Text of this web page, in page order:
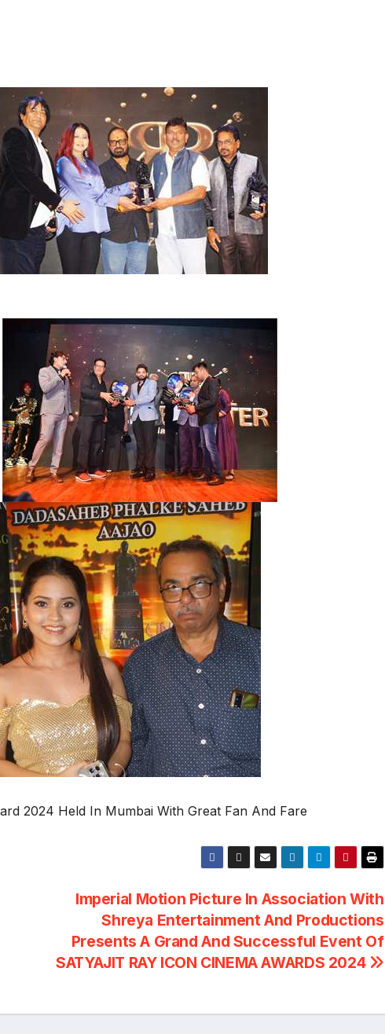
2024 Held In Mumbai With Great Fan And Fare
Imperial Motion Picture In Association With
Shreya Entertainment And Productions
Presents A Grand And Successful Event Of
SATYAJIT RAY ICON CINEMA AWARDS 2024